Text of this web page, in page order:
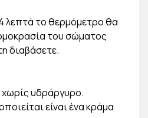
λεπτά το θερμόμετρο θα
του σώματος
διαβάσετε.
χωρίς υδράργυρο.
είναι ένα κράμα